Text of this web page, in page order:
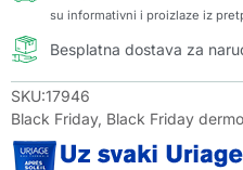
su informativni i proizlaze iz
Besplatna dostava za
SKU:17946
Black Friday, Black Friday